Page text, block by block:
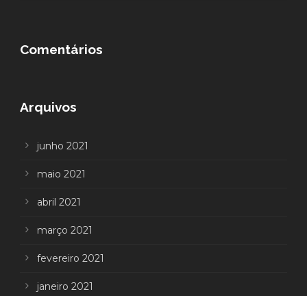
Comentários
Arquivos
junho 2021
maio 2021
abril 2021
março 2021
fevereiro 2021
janeiro 2021